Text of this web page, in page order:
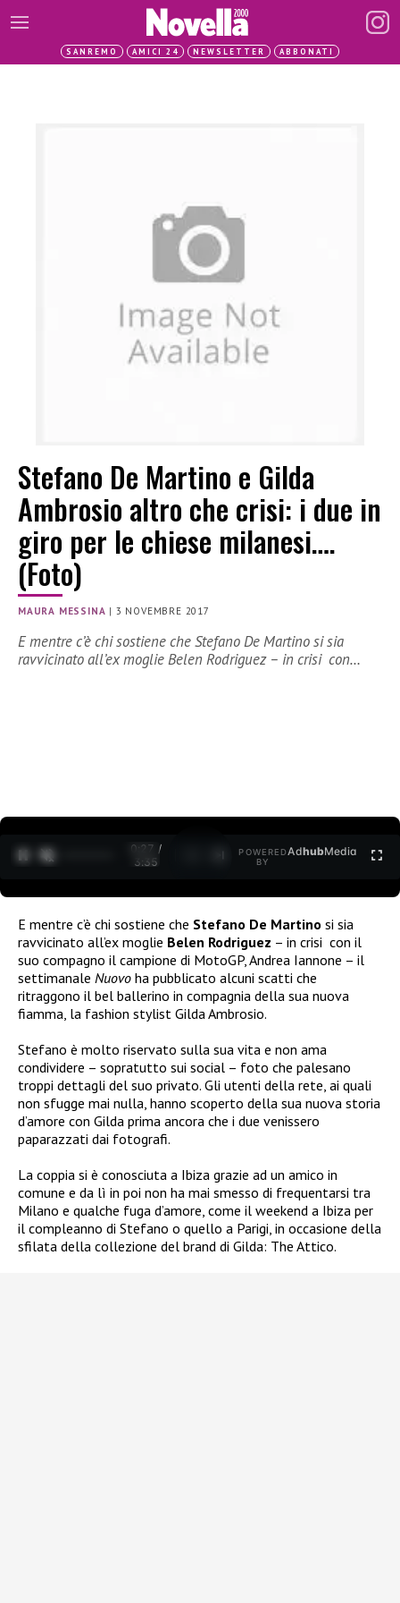
SANREMO AMICI 24 NEWSLETTER ABBONATI
Stefano De Martino e Gilda
Ambrosio altro che crisi: i due in
giro per le chiese milanesi….
(Foto)
MAURA MESSINA | 3 NOVEMBRE 2017
E mentre c’è chi sostiene che Stefano De Martino si sia
ravvicinato all’ex moglie Belen Rodriguez – in crisi con…
0:27 /
3:35
POWERED
BY
AdhubMedia
E mentre c’è chi sostiene che Stefano De Martino si sia
ravvicinato all’ex moglie Belen Rodriguez – in crisi con il
suo compagno il campione di MotoGP, Andrea Iannone – il
settimanale Nuovo ha pubblicato alcuni scatti che
ritraggono il bel ballerino in compagnia della sua nuova
fiamma, la fashion stylist Gilda Ambrosio.
Stefano è molto riservato sulla sua vita e non ama
condividere – sopratutto sui social – foto che palesano
troppi dettagli del suo privato. Gli utenti della rete, ai quali
non sfugge mai nulla, hanno scoperto della sua nuova storia
d’amore con Gilda prima ancora che i due venissero
paparazzati dai fotografi.
La coppia si è conosciuta a Ibiza grazie ad un amico in
comune e da lì in poi non ha mai smesso di frequentarsi tra
Milano e qualche fuga d’amore, come il weekend a Ibiza per
il compleanno di Stefano o quello a Parigi, in occasione della
sfilata della collezione del brand di Gilda: The Attico.